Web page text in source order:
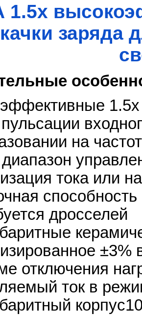
1.5х
заряда
1.5х
на
тока или
дросселей
±3%
отключения
ток в